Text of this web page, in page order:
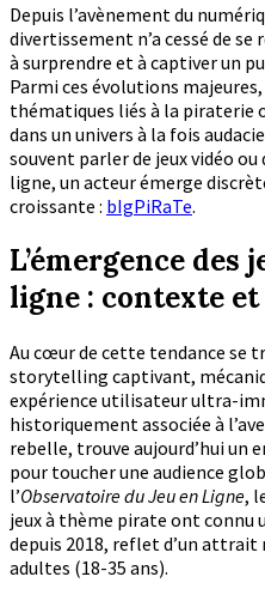
Depuis l’avènement du
divertissement n’a cessé de
à surprendre et à captiver un
Parmi ces évolutions
thématiques liés à la piraterie
dans un univers à la fois
souvent parler de jeux vidéo
ligne, un acteur émerge
croissante : bIgPiRaTe.
L’émergence des
ligne : contexte
Au cœur de cette tendance se
storytelling captivant,
expérience utilisateur ultra-
historiquement associée à
rebelle, trouve aujourd’hui un
pour toucher une audience
l’Observatoire du Jeu en Ligne,
jeux à thème pirate ont connu
depuis 2018, reflet d’un attrait
adultes (18-35 ans).